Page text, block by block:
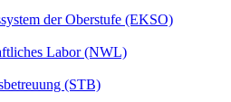
der Oberstufe (EKSO)
Labor (NWL)
(STB)